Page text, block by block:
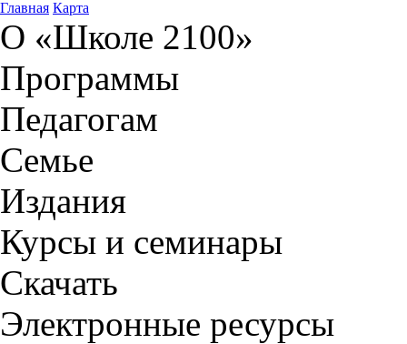
Главная Карта
О «Школе 2100»
Программы
Педагогам
Семье
Издания
Курсы и семинары
Скачать
Электронные ресурсы